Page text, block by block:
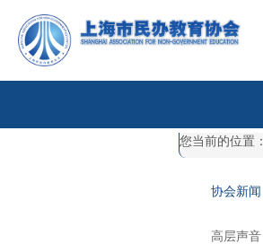
您当前的位置：
协会新闻
高层声音